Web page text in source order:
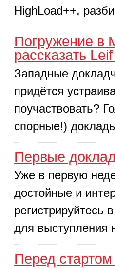
HighLoad++,
Погружение в
рассказать
Западные
придётся
поучаствовать?
спорные!)
Первые
Уже в первую
достойные и
регистрируйтесь
для выступления
Перед